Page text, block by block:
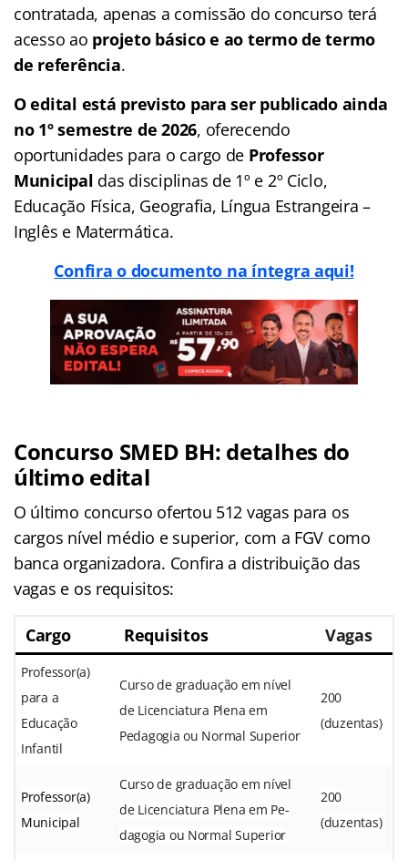
contratada, apenas a comissão do concurso terá
acesso ao projeto básico e ao termo de termo
de referência.
O edital está previsto para ser publicado ainda
no 1º semestre de 2026, oferecendo
oportunidades para o cargo de Professor
Municipal das disciplinas de 1º e 2º Ciclo,
Educação Física, Geografia, Língua Estrangeira –
Inglês e Matermática.
Confira o documento na íntegra aqui!
Concurso SMED BH: detalhes do
último edital
O último concurso ofertou 512 vagas para os
cargos nível médio e superior, com a FGV como
banca organizadora. Confira a distribuição das
vagas e os requisitos:
Cargo Requisitos Vagas
Professor(a)
para a
Educação
Infantil
Curso de graduação em nível
de Licenciatura Plena em
Pedagogia ou Normal Superior
200
(duzentas)
Professor(a)
Municipal
Curso de graduação em nível
de Licenciatura Plena em Pe-
dagogia ou Normal Superior
200
(duzentas)